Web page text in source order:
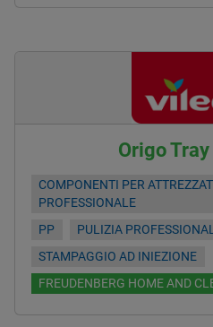
Origo
COMPONENTI PER
PROFESSIONALE
PP
PULIZIA
STAMPAGGIO AD INIEZIONE
FREUDENBERG HOME AND